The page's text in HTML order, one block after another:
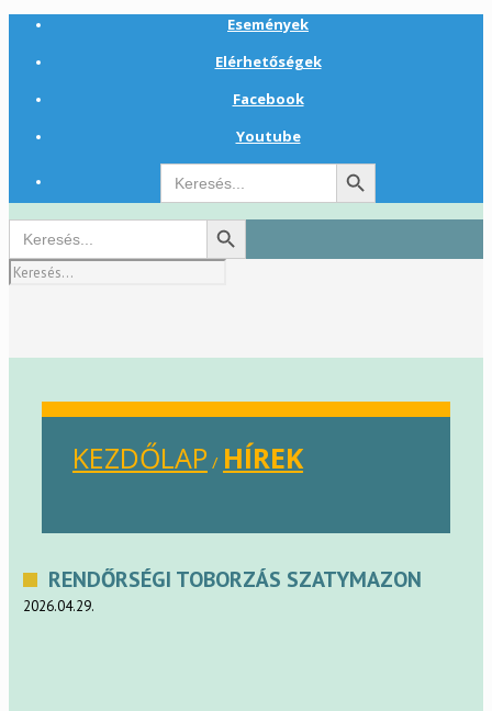
Események
Elérhetőségek
Facebook
Youtube
Search
for:
Search Button
Search
for:
Search Button
KEZDŐLAP / HÍREK
RENDŐRSÉGI TOBORZÁS SZATYMAZON
2026.04.29.